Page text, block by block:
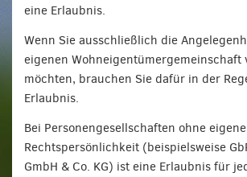
eine Erlaubnis.
Wenn Sie ausschließlich die
eigenen Wohneigentümergemeinschaft
möchten, brauchen Sie dafür in der
Erlaubnis.
Bei Personengesellschaften ohne eigene
Rechtspersönlichkeit (beispielsweise
GmbH & Co. KG) ist eine Erlaubnis für